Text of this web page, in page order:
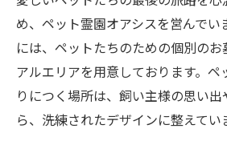
め、ペット霊園オアシスを営んでい
には、ペットたちのための個別のお
アルエリアを用意しております。
りにつく場所は、飼い主様の思い
ら、洗練されたデザインに整えてい